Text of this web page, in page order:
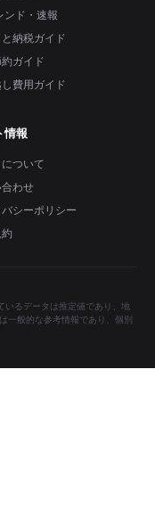
ンド・速報
納税ガイド
ガイド
費用ガイド
情報
ついて
わせ
シーポリシー
いるデータは推定値であり、地
一般的な参考情報であり、個別